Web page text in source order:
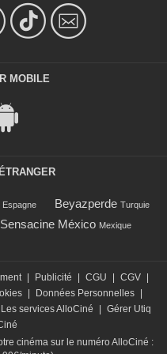
MOBILE
Espagne Beyazperde Turquie
Sensacine México Mexique
Publicité CGU CGV
Données Personnelles
Les services AlloCiné
Gérer Utiq
cinéma sur le numéro AlloCiné :